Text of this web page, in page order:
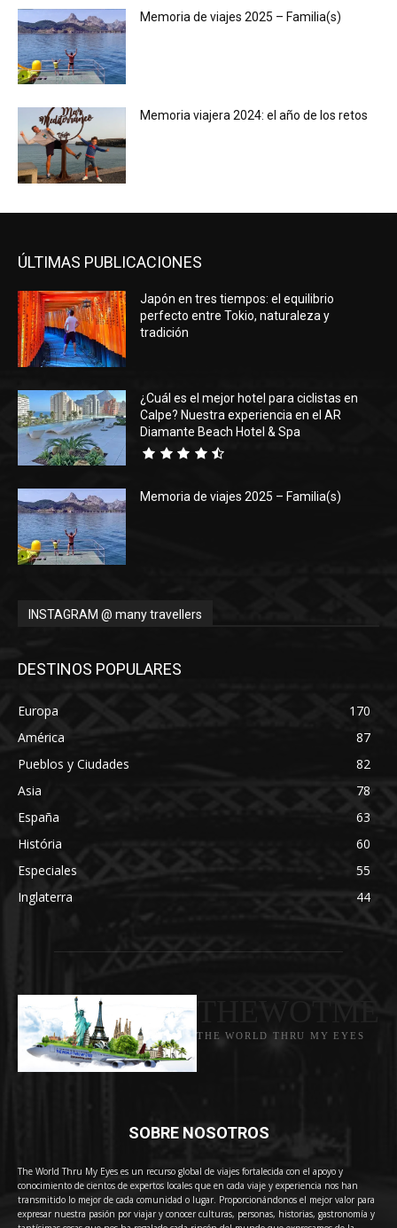
Memoria de viajes 2025 – Familia(s)
Memoria viajera 2024: el año de los retos
ÚLTIMAS PUBLICACIONES
Japón en tres tiempos: el equilibrio
perfecto entre Tokio, naturaleza y
tradición
¿Cuál es el mejor hotel para ciclistas en
Calpe? Nuestra experiencia en el AR
Diamante Beach Hotel & Spa
Memoria de viajes 2025 – Familia(s)
INSTAGRAM @ many travellers
DESTINOS POPULARES
Europa
170
América
87
Pueblos y Ciudades
82
Asia
78
España
63
História
60
Especiales
55
Inglaterra
44
THE WORLD THRU MY EYES
SOBRE NOSOTROS
The World Thru My Eyes es un recurso global de viajes fortalecida con el apoyo y
conocimiento de cientos de expertos locales que en cada viaje y experiencia nos han
transmitido lo mejor de cada comunidad o lugar. Proporcionándonos el mejor valor para
expresar nuestra pasión por viajar y conocer culturas, personas, historias, gastronomía y